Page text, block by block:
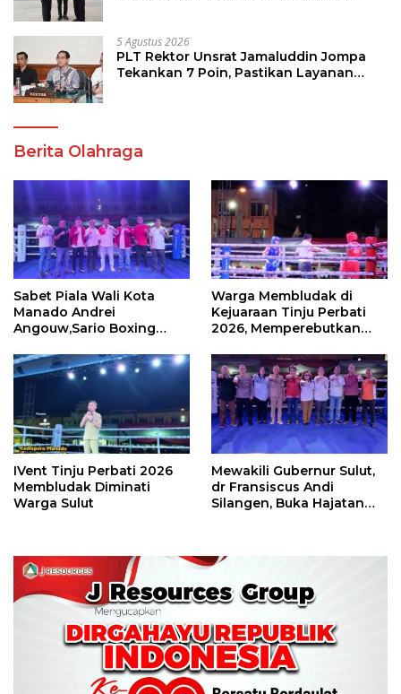
5 Agustus 2026
PLT Rektor Unsrat Jamaluddin Jompa
Tekankan 7 Poin, Pastikan Layanan
Berita Olahraga
Sabet Piala Wali Kota
Manado Andrei
Angouw,Sario Boxing
Perbati 2026
Warga Membludak di
Kejuaraan Tinju Perbati
2026, Memperebutkan
IVent Tinju Perbati 2026
Membludak Diminati
Warga Sulut
Mewakili Gubernur Sulut,
dr Fransiscus Andi
Silangen, Buka Hajatan